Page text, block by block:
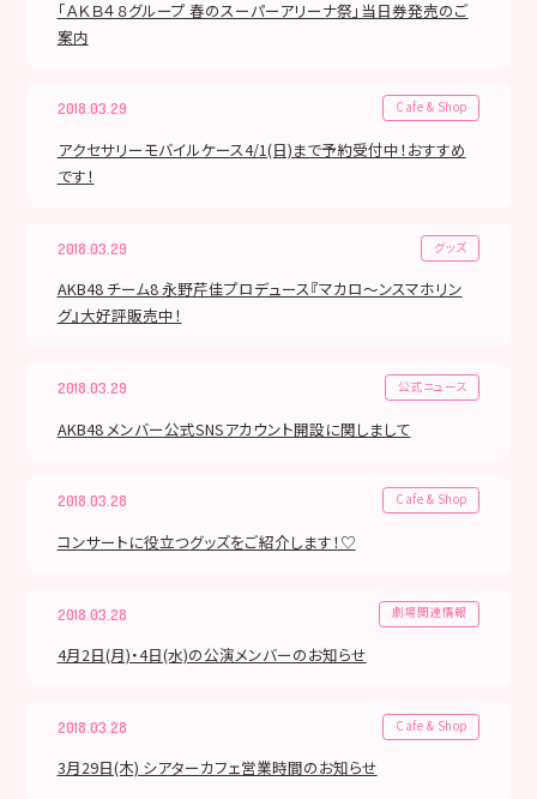
「ＡＫＢ４８グループ 春のスーパーアリーナ祭」当日券発売のご
案内
2018.03.29 Cafe & Shop
アクセサリーモバイルケース4/1(日)まで予約受付中！おすすめ
です！
2018.03.29 グッズ
AKB48 チーム8 永野芹佳プロデュース『マカロ～ンスマホリン
グ』大好評販売中！
2018.03.29 公式ニュース
AKB48 メンバー公式SNSアカウント開設に関しまして
2018.03.28 Cafe & Shop
コンサートに役立つグッズをご紹介します！♡
2018.03.28 劇場関連情報
4月2日(月)・4日(水)の公演メンバーのお知らせ
2018.03.28 Cafe & Shop
3月29日(木) シアターカフェ営業時間のお知らせ